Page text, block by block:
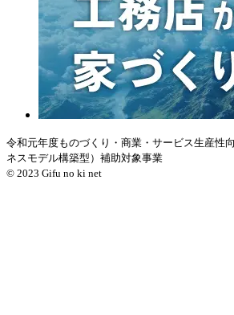
令和元年度ものづくり・商業・サービス生産性
ネスモデル構築型）補助対象事業
© 2023 Gifu no ki net